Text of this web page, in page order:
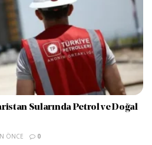
Sularında Petrol ve Doğal
ÖNCE 0